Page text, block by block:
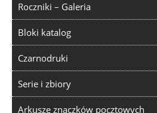
Roczniki – Galeria
Bloki katalog
Czarnodruki
Serie i zbiory
Arkusze znaczków pocztowych